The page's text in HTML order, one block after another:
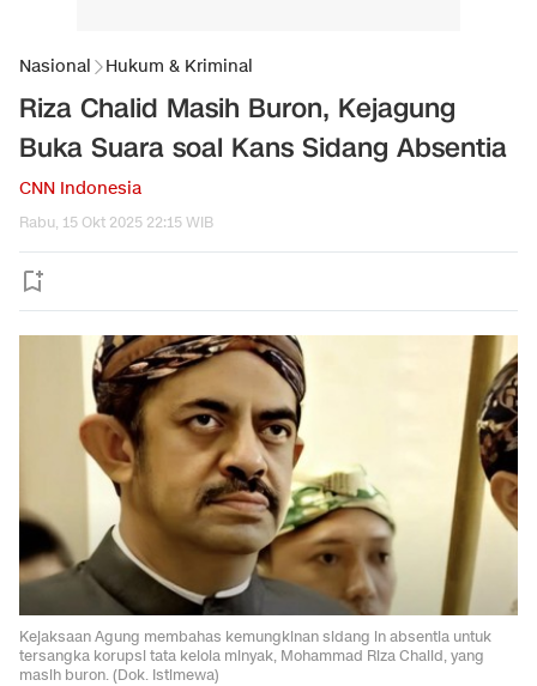
Nasional Hukum & Kriminal
Riza Chalid Masih Buron, Kejagung
Buka Suara soal Kans Sidang Absentia
CNN Indonesia
Rabu, 15 Okt 2025 22:15 WIB
Kejaksaan Agung membahas kemungkinan sidang in absentia untuk
tersangka korupsi tata kelola minyak, Mohammad Riza Chalid, yang
masih buron. (Dok. Istimewa)